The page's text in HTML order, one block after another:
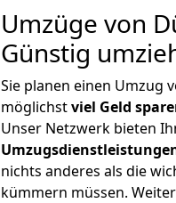
Umzüge von
Günstig
Sie planen einen Umzug
möglichstviel Geld
Unser Netzwerk bieten
nichts anderes als die
kümmern müssen.